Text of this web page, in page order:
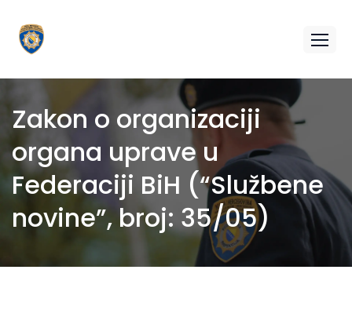
Zakon o organizaciji
organa uprave u
Federaciji BiH (“Službene
novine”, broj: 35/05)